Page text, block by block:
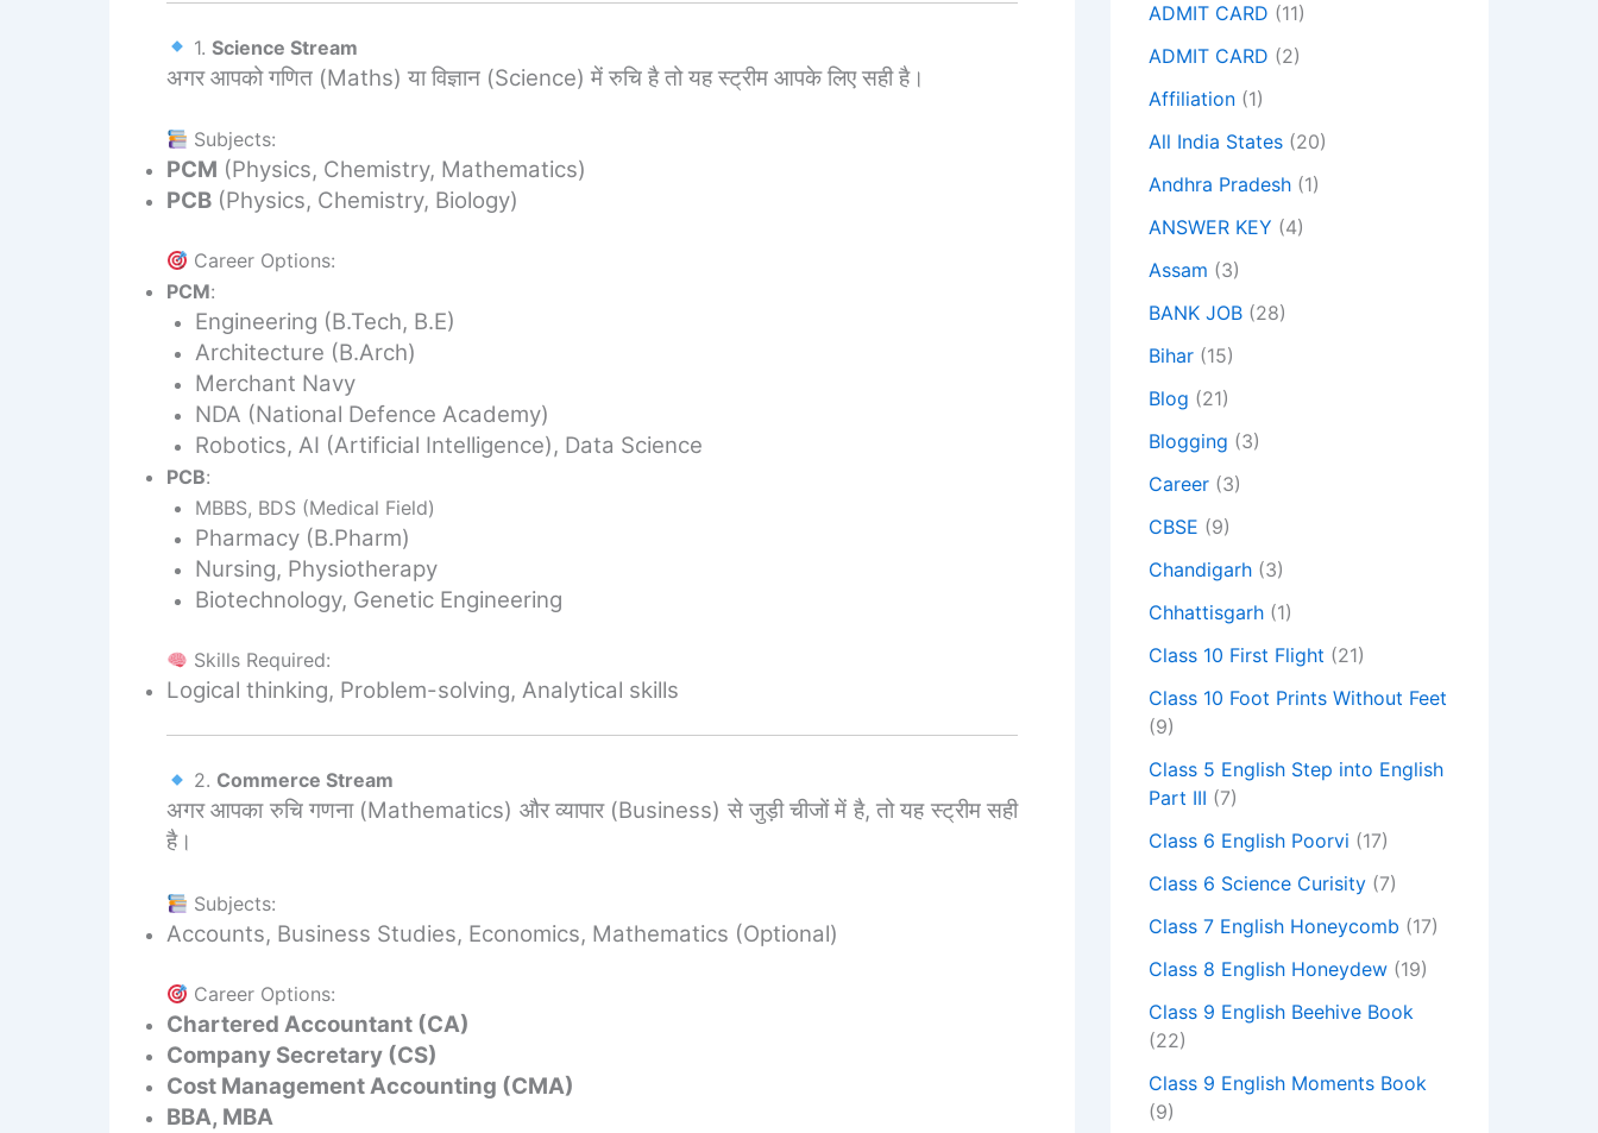
1.Science Stream
अगर आपको गणित (Maths) या विज्ञान (Science) में रुचि है तो यह स्ट्रीम आपके लिए सही है।
Subjects:
PCM (Physics, Chemistry, Mathematics)
PCB (Physics, Chemistry, Biology)
Career Options:
PCM:
Engineering (B.Tech, B.E)
Architecture (B.Arch)
Merchant Navy
NDA (National Defence Academy)
Robotics, AI (Artificial Intelligence), Data Science
PCB:
MBBS, BDS (Medical Field)
Pharmacy (B.Pharm)
Nursing, Physiotherapy
Biotechnology, Genetic Engineering
Skills Required:
Logical thinking, Problem-solving, Analytical skills
2. Commerce Stream
अगर आपका रुचि गणना (Mathematics) और व्यापार (Business) से जुड़ी चीजों में है, तो यह स्ट्रीम सही
है।
Subjects:
Accounts, Business Studies, Economics, Mathematics (Optional)
Career Options:
Chartered Accountant (CA)
Company Secretary (CS)
Cost Management Accounting (CMA)
BBA, MBA
ADMIT CARD (11)
ADMIT CARD (2)
Affiliation (1)
All India States (20)
Andhra Pradesh (1)
ANSWER KEY (4)
Assam (3)
BANK JOB (28)
Bihar (15)
Blog (21)
Blogging (3)
Career (3)
CBSE (9)
Chandigarh (3)
Chhattisgarh (1)
Class 10 First Flight (21)
Class 10 Foot Prints Without Feet
(9)
Class 5 English Step into English
Part III (7)
Class 6 English Poorvi (17)
Class 6 Science Curisity (7)
Class 7 English Honeycomb (17)
Class 8 English Honeydew (19)
Class 9 English Beehive Book
(22)
Class 9 English Moments Book
(9)